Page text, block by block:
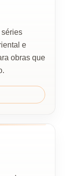
e
obras que